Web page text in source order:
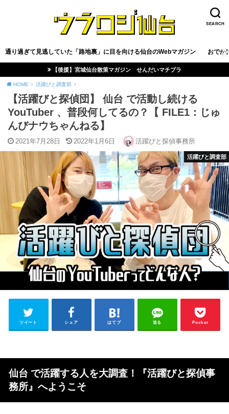
SEARCH
通り過ぎて見逃していた「路地裏」に目を向ける仙台のWebマガジン おでか
【後援】宮城仙台散策マガジン せんだいマチプラ
HOME 活躍びと調査部
【活躍びと探偵団】 仙台 で活動し続ける
YouTuber 、普段何してるの？【 FILE1：じゅ
んびナウちゃんねる】
2021年7月28日 2022年1月6日 活躍びと探偵事務所
活躍びと調査部
ツイート シェア はてブ 送る Pocket
仙台 で活躍する人を大調査！『活躍びと探偵事
務所』へようこそ